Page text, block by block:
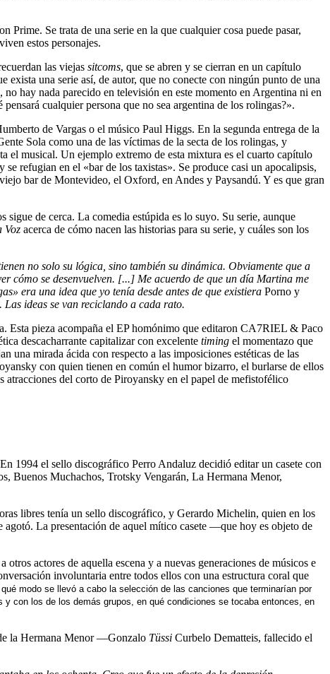
Prime. Se trata de una serie en la que cualquier cosa puede pasar,
estos personajes.
las viejas sitcoms, que se abren y se cierran en un capítulo
una serie así, de autor, que no conecte con ningún punto de una
hay nada parecido en televisión en este momento en Argentina ni en
cualquier persona que no sea argentina de los rolingas?».
de Vargas o el músico Paul Higgs. En la segunda entrega de la
Sola como una de las víctimas de la secta de los rolingas, y
el musical. Un ejemplo extremo de esta mixtura es el cuarto capítulo
refugian en el «bar de los taxistas». Se produce casi un apocalipsis,
bar de Montevideo, el Oxford, en Andes y Paysandú. Y es que gran
de cerca. La comedia estúpida es lo suyo. Su serie, aunque
Voz acerca de cómo nacen las historias para su serie, y cuáles son los
no solo su lógica, sino también su dinámica. Obviamente que a
cómo se desenvuelven. [...] Me acuerdo de que un día Martina me
» era una idea que yo tenía desde antes de que existiera Porno y
Las ideas se van reciclando a cada rato.
Esta pieza acompaña el EP homónimo que editaron CA7RIEL & Paco
descacharrante capitalizar con excelente timing el momentazo que
una mirada ácida con respecto a las imposiciones estéticas de las
con quien tienen en común el humor bizarro, el burlarse de ellos
del corto de Piroyansky en el papel de mefistofélico
1994 el sello discográfico Perro Andaluz decidió editar un casete con
Buenos Muchachos, Trotsky Vengarán, La Hermana Menor,
libres tenía un sello discográfico, y Gerardo Michelin, quien en los
La presentación de aquel mítico casete —que hoy es objeto de
actores de aquella escena y a nuevas generaciones de músicos e
involuntaria entre todos ellos con una estructura coral que
modo se llevó a cabo la selección de las canciones que terminarían por
con los de los demás grupos, en qué condiciones se tocaba entonces, en
la Hermana Menor —Gonzalo Tüssi Curbelo Dematteis, fallecido el